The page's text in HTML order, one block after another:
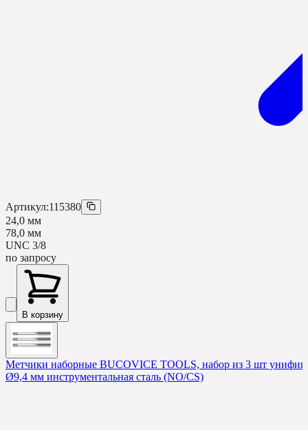
Артикул:115380
24,0 мм
78,0 мм
UNC 3/8
по запросу
В корзину
Метчики наборные BUCOVICE TOOLS, набор из 3 шт
Ø9,4 мм инструментальная сталь (NO/CS)